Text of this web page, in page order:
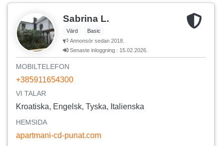
Sabrina L.
Värd
Basic
Annonsör sedan 2018.
Senaste inloggning : 15.02.2026.
MOBILTELEFON
+385911654300
VI TALAR
Kroatiska, Engelsk, Tyska, Italienska
HEMSIDA
apartmani-cd-punat.com